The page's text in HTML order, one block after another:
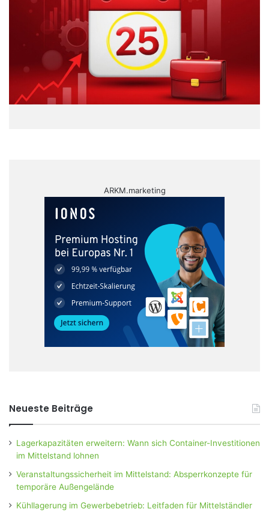
ARKM.marketing
Neueste Beiträge
Lagerkapazitäten erweitern: Wann sich Container-Investitionen
im Mittelstand lohnen
Veranstaltungssicherheit im Mittelstand: Absperrkonzepte für
temporäre Außengelände
Kühllagerung im Gewerbebetrieb: Leitfaden für Mittelständler